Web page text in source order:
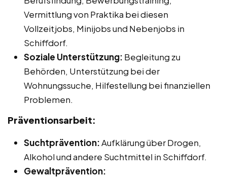
Vermittlung von Praktika bei diesen
Vollzeitjobs, Minijobs und Nebenjobs in
Schiffdorf.
Soziale Unterstützung: Begleitung zu
Behörden, Unterstützung bei der
Wohnungssuche, Hilfestellung bei finanziellen
Problemen.
Präventionsarbeit:
Suchtprävention:Aufklärung über Drogen,
Alkohol und andere Suchtmittel in Schiffdorf.
Gewaltprävention: